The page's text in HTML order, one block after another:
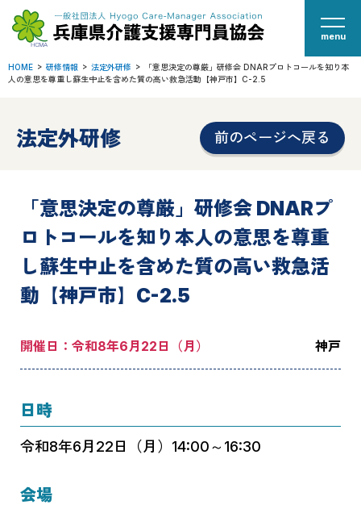
menu
HOME 研修情報 法定外研修
「意思決定の尊厳」研修会 DNARプロトコールを知り本
人の意思を尊重し蘇生中止を含めた質の高い救急活動【神戸市】C-2.5
法定外研修 前のページへ戻る
「意思決定の尊厳」研修会 DNARプ
ロトコールを知り本人の意思を尊重
し蘇生中止を含めた質の高い救急活
動【神戸市】C-2.5
開催日：令和8年6月22日（月） 神戸
日時
令和8年6月22日（月）14:00～16:30
会場